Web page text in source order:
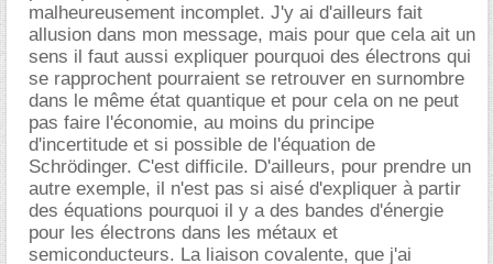
malheureusement incomplet. J'y ai d'ailleurs fait
allusion dans mon message, mais pour que cela ait un
sens il faut aussi expliquer pourquoi des électrons qui
se rapprochent pourraient se retrouver en surnombre
dans le même état quantique et pour cela on ne peut
pas faire l'économie, au moins du principe
d'incertitude et si possible de l'équation de
Schrödinger. C'est difficile. D'ailleurs, pour prendre un
autre exemple, il n'est pas si aisé d'expliquer à partir
des équations pourquoi il y a des bandes d'énergie
pour les électrons dans les métaux et
semiconducteurs. La liaison covalente, que j'ai